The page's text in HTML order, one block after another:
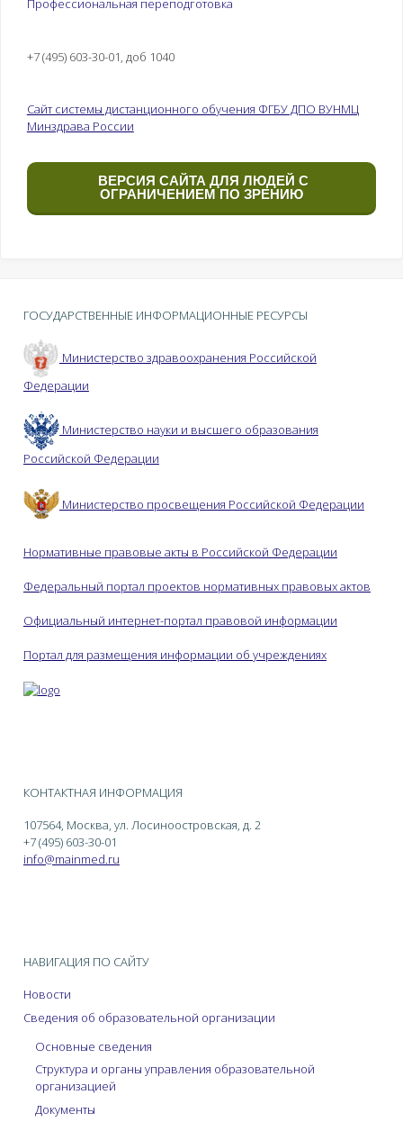
Профессиональная переподготовка
+7 (495) 603-30-01, доб 1040
Сайт системы дистанционного обучения ФГБУ ДПО ВУНМЦ
Минздрава России
ВЕРСИЯ САЙТА ДЛЯ ЛЮДЕЙ С
ОГРАНИЧЕНИЕМ ПО ЗРЕНИЮ
ГОСУДАРСТВЕННЫЕ ИНФОРМАЦИОННЫЕ РЕСУРСЫ
Министерство здравоохранения Российской
Федерации
Министерство науки и высшего образования
Российской Федерации
Министерство просвещения Российской Федерации
Нормативные правовые акты в Российской Федерации
Федеральный портал проектов нормативных правовых актов
Официальный интернет-портал правовой информации
Портал для размещения информации об учреждениях
КОНТАКТНАЯ ИНФОРМАЦИЯ
107564, Москва, ул. Лосиноостровская, д. 2
+7 (495) 603-30-01
info@mainmed.ru
НАВИГАЦИЯ ПО САЙТУ
Новости
Сведения об образовательной организации
Основные сведения
Структура и органы управления образовательной
организацией
Документы